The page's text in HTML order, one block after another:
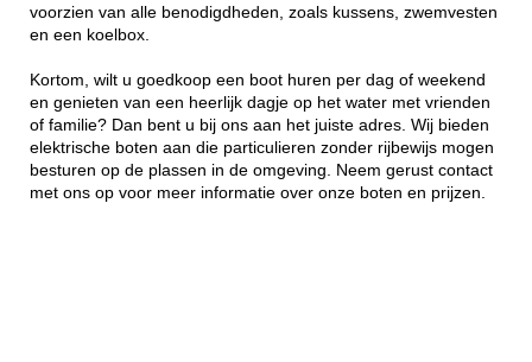
voorzien van alle benodigdheden, zoals kussens, zwemvesten
en een koelbox.
Kortom, wilt u goedkoop een boot huren per dag of weekend
en genieten van een heerlijk dagje op het water met vrienden
of familie? Dan bent u bij ons aan het juiste adres. Wij bieden
elektrische boten aan die particulieren zonder rijbewijs mogen
besturen op de plassen in de omgeving. Neem gerust contact
met ons op voor meer informatie over onze boten en prijzen.